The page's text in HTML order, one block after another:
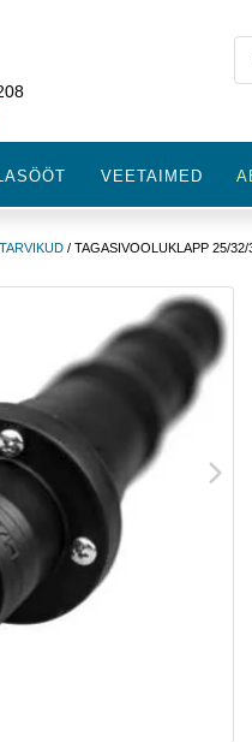
VEETAIMED
TARVIKUD / TAGASIVOOLUKLAPP 25/